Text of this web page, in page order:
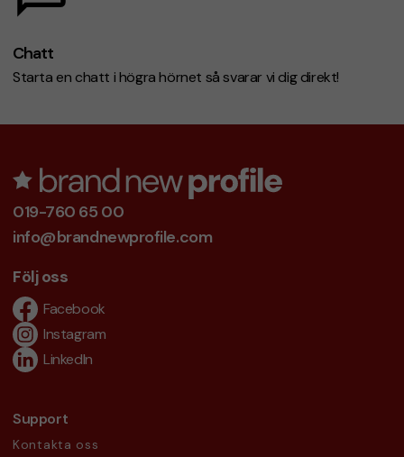
Chatt
Starta en chatt i högra hörnet så svarar vi dig direkt!
019-760 65 00
info@brandnewprofile.com
Följ oss
Facebook
Instagram
LinkedIn
Support
Kontakta oss